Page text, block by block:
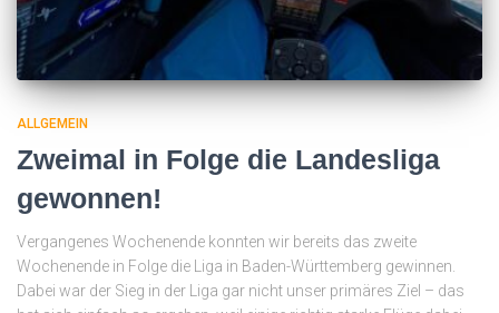
ALLGEMEIN
Zweimal in Folge die Landesliga
gewonnen!
Vergangenes Wochenende konnten wir bereits das zweite
Wochenende in Folge die Liga in Baden-Württemberg gewinnen.
Dabei war der Sieg in der Liga gar nicht unser primäres Ziel – das